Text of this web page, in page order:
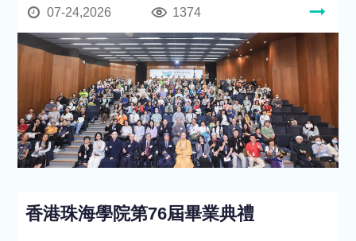
07-24,2026 1374
香港珠海學院第76屆畢業典禮